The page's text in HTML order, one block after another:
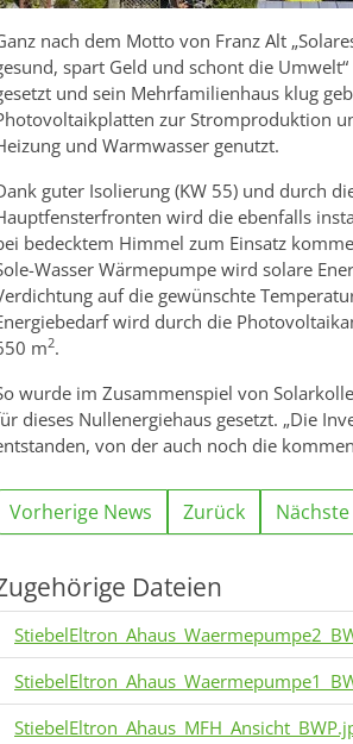
nach dem Motto von Franz Alt
spart Geld und schont die
und sein Mehrfamilienhaus klug
zur Stromproduktion
und Warmwasser genutzt.
guter Isolierung (KW 55) und durch
wird die ebenfalls
bedecktem Himmel zum Einsatz
Wasser Wärmepumpe wird solare
auf die gewünschte
wird durch die
m2.
wurde im Zusammenspiel von
dieses Nullenergiehaus gesetzt. „Die
von der auch noch die
Vorherige News Zurück
Dateien